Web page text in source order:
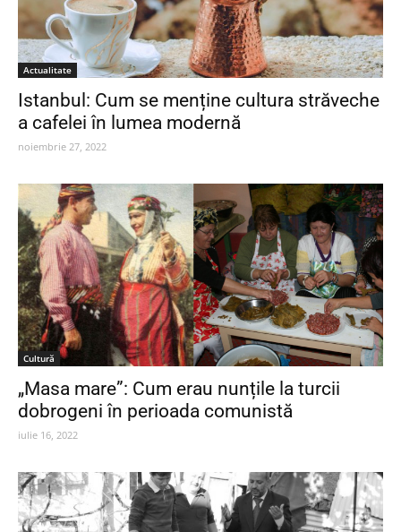
Actualitate
Istanbul: Cum se menține cultura străveche
a cafelei în lumea modernă
noiembrie 27, 2022
Cultură
„Masa mare”: Cum erau nunțile la turcii
dobrogeni în perioada comunistă
iulie 16, 2022